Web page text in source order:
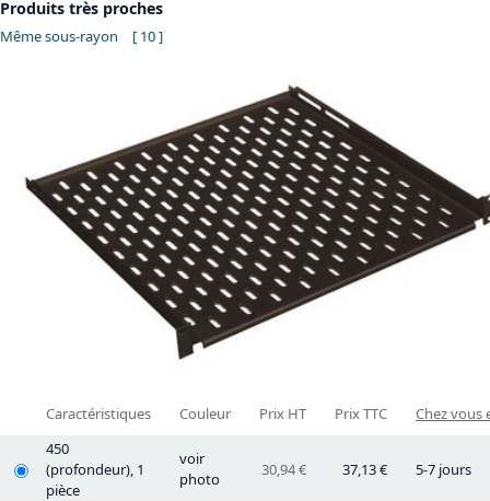
Produits très proches
Même sous-rayon [ 10 ]
Caractéristiques Couleur Prix HT Prix TTC
Chez vous
450
(profondeur), 1
pièce
voir
photo
30,94 € 37,13 € 5-7 jours